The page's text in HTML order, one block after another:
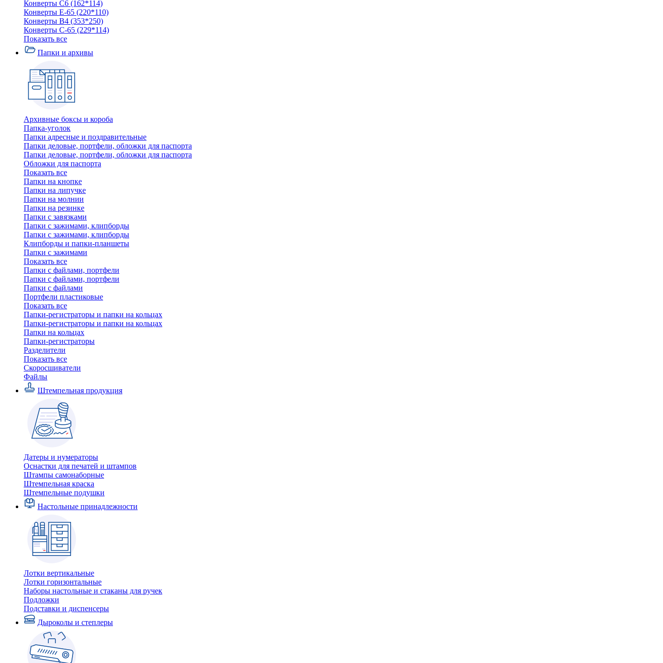
Конверты C6 (162*114)
Конверты E-65 (220*110)
Конверты В4 (353*250)
Конверты С-65 (229*114)
Показать все
Папки и архивы
Архивные боксы и короба
Папка-уголок
Папки адресные и поздравительные
Папки деловые, портфели, обложки для паспорта
Папки деловые, портфели, обложки для паспорта
Обложки для паспорта
Показать все
Папки на кнопке
Папки на липучке
Папки на молнии
Папки на резинке
Папки с завязками
Папки с зажимами, клипборды
Папки с зажимами, клипборды
Клипборды и папки-планшеты
Папки с зажимами
Показать все
Папки с файлами, портфели
Папки с файлами, портфели
Папки с файлами
Портфели пластиковые
Показать все
Папки-регистраторы и папки на кольцах
Папки-регистраторы и папки на кольцах
Папки на кольцах
Папки-регистраторы
Разделители
Показать все
Скоросшиватели
Файлы
Штемпельная продукция
Датеры и нумераторы
Оснастки для печатей и штампов
Штампы самонаборные
Штемпельная краска
Штемпельные подушки
Настольные принадлежности
Лотки вертикальные
Лотки горизонтальные
Наборы настольные и стаканы для ручек
Подложки
Подставки и диспенсеры
Дыроколы и степлеры